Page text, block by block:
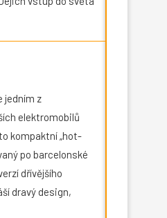
jedním z
elektromobilů
kompaktní „hot-
po barcelonské
dřívějšího
dravý design,